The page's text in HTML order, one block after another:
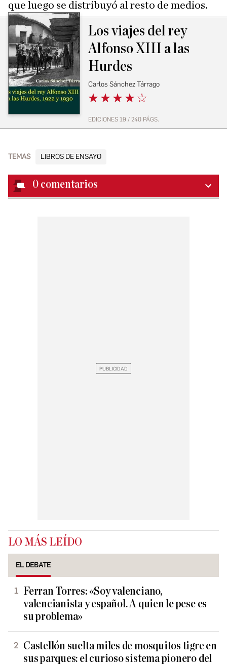
que luego se distribuyó al resto de medios.
EDICIONES 19 / 240 PÁGS.
Los viajes del rey
Alfonso XIII a las
Hurdes
Carlos Sánchez Tárrago
TEMAS LIBROS DE ENSAYO
0 comentarios
LO MÁS LEÍDO
EL DEBATE
Ferran Torres: «Soy valenciano,
valencianista y español. A quien le pese es
su problema»
Castellón suelta miles de mosquitos tigre en
sus parques: el curioso sistema pionero del